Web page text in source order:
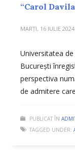
“Carol
MARȚI, 16 IULIE 2024
Universitatea de
Bucureşti
perspectiva
de admitere
PUBLICAT ÎN
TAGGED UNDER: